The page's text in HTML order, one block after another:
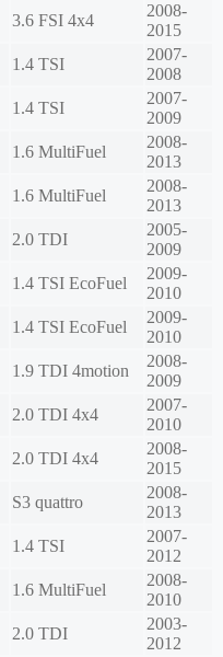
3.6 FSI 4x4
2008-
2015
1.4 TSI
2007-
2008
1.4 TSI
2007-
2009
1.6 MultiFuel
2008-
2013
1.6 MultiFuel
2008-
2013
2.0 TDI
2005-
2009
1.4 TSI EcoFuel
2009-
2010
1.4 TSI EcoFuel
2009-
2010
1.9 TDI 4motion
2008-
2009
2.0 TDI 4x4
2007-
2010
2.0 TDI 4x4
2008-
2015
S3 quattro
2008-
2013
1.4 TSI
2007-
2012
1.6 MultiFuel
2008-
2010
2.0 TDI
2003-
2012